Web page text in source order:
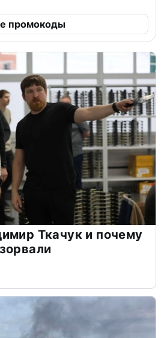
промокоды
Ткачук и почему